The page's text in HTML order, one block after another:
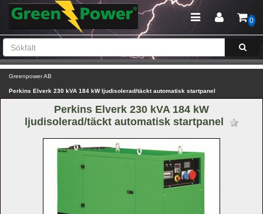
0
Greenpower AB
Perkins Elverk 230 kVA 184 kW ljudisolerad/täckt automatisk startpanel
Perkins Elverk 230 kVA 184 kW
ljudisolerad/täckt automatisk startpanel